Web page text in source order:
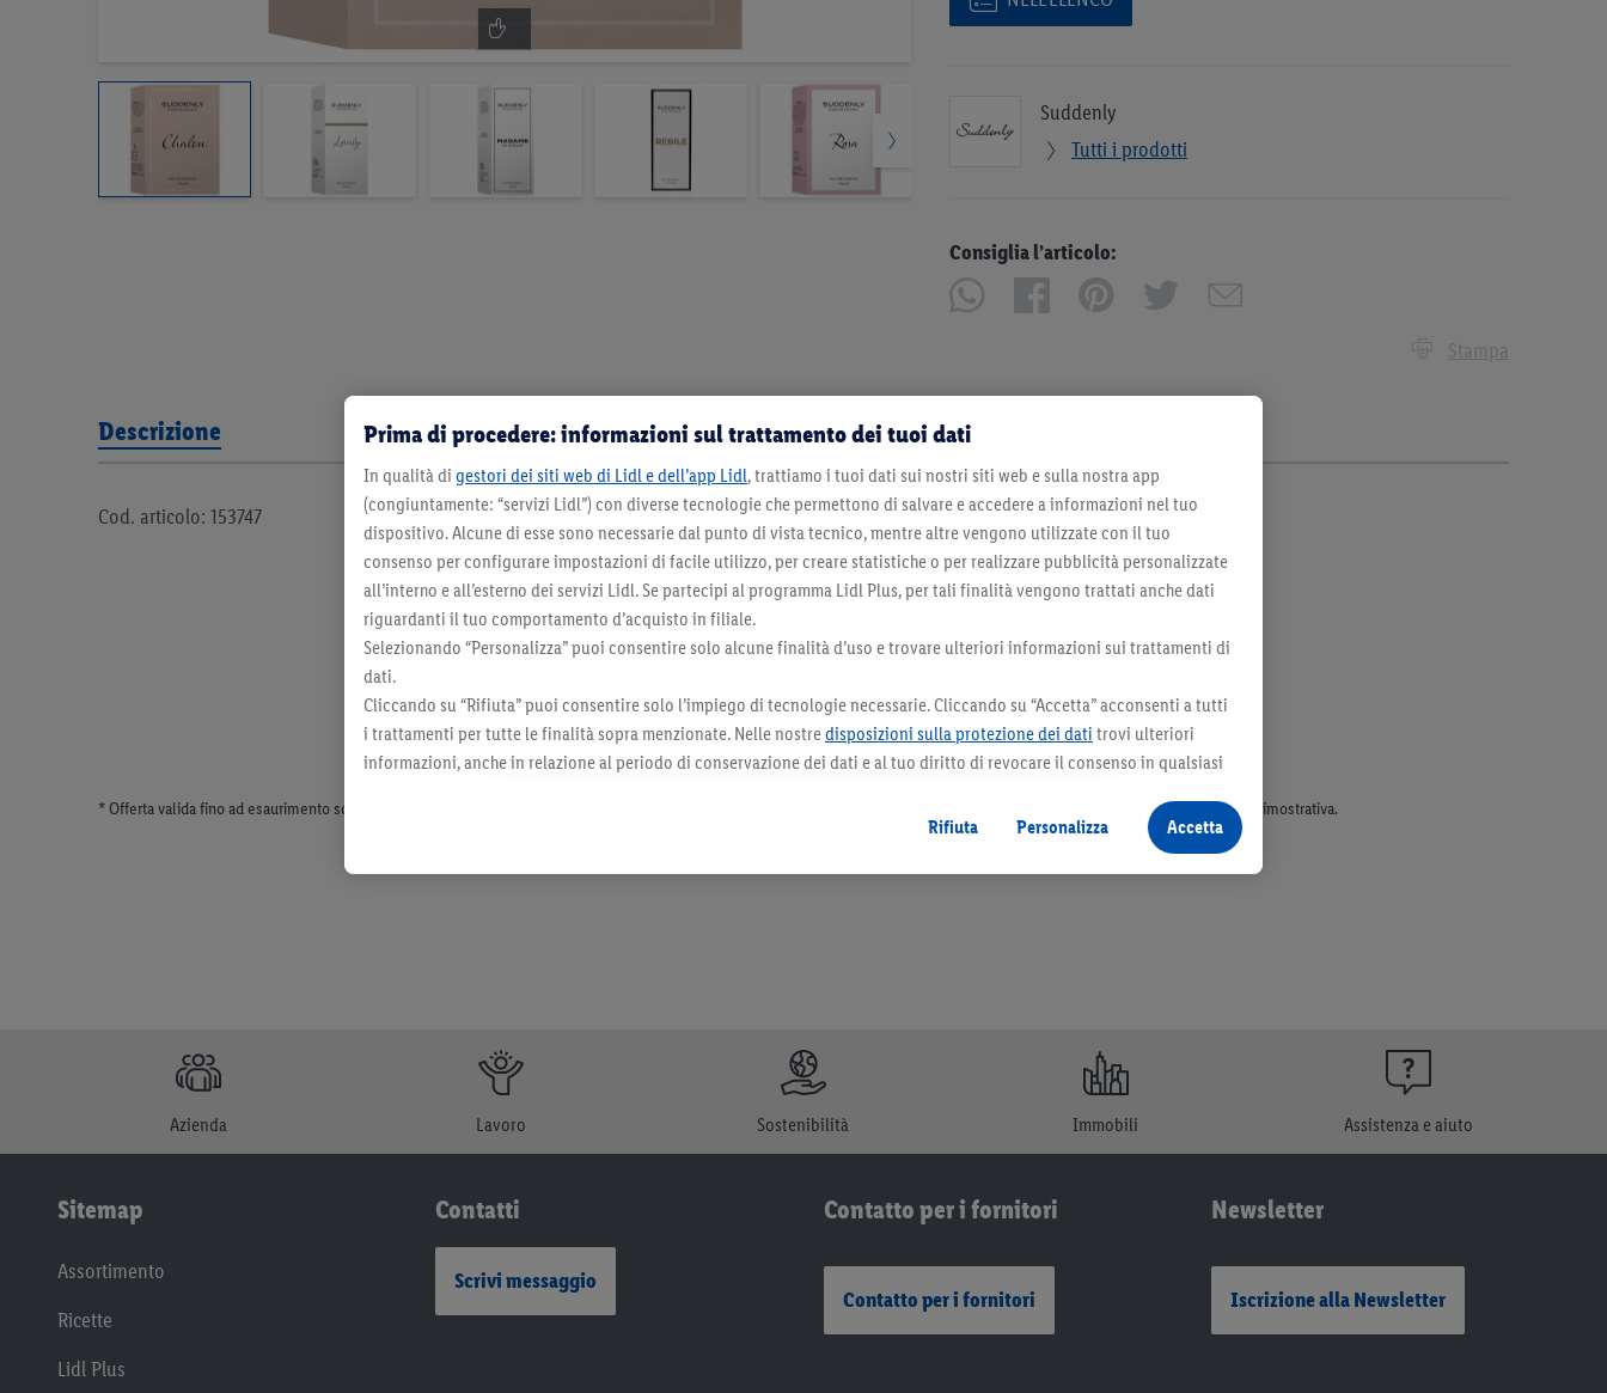
Suddenly
Tutti i prodotti
Consiglia l’articolo:
Stampa
Descrizione
Cod. articolo: 153747
* Offerta valida fino ad esaurimento scorte. Tutti i prezzi senza decorazioni. I prodotti qui reclamizzati, soprattutto quelli non-food, non fanno sempre parte dell’assortimento. Ill. dimostrativa.
Azienda Lavoro Sostenibilità Immobili Assistenza e aiuto
Sitemap
Assortimento
Ricette
Lidl Plus
Contatti
Scrivi messaggio
Contatto per i fornitori
Contatto per i fornitori
Newsletter
Iscrizione alla Newsletter
Prima di procedere: informazioni sul trattamento dei tuoi dati
In qualità di gestori dei siti web di Lidl e dell’app Lidl, trattiamo i tuoi dati sui nostri siti web e sulla nostra app
(congiuntamente: “servizi Lidl”) con diverse tecnologie che permettono di salvare e accedere a informazioni nel tuo
dispositivo. Alcune di esse sono necessarie dal punto di vista tecnico, mentre altre vengono utilizzate con il tuo
consenso per configurare impostazioni di facile utilizzo, per creare statistiche o per realizzare pubblicità personalizzate
all’interno e all’esterno dei servizi Lidl. Se partecipi al programma Lidl Plus, per tali finalità vengono trattati anche dati
riguardanti il tuo comportamento d’acquisto in filiale.
Selezionando “Personalizza” puoi consentire solo alcune finalità d’uso e trovare ulteriori informazioni sui trattamenti di
dati.
Cliccando su “Rifiuta” puoi consentire solo l’impiego di tecnologie necessarie. Cliccando su “Accetta” acconsenti a tutti
i trattamenti per tutte le finalità sopra menzionate. Nelle nostredisposizioni sulla protezione dei dati trovi ulteriori
informazioni, anche in relazione al periodo di conservazione dei dati e al tuo diritto di revocare il consenso in qualsiasi
Rifiuta
Personalizza Accetta